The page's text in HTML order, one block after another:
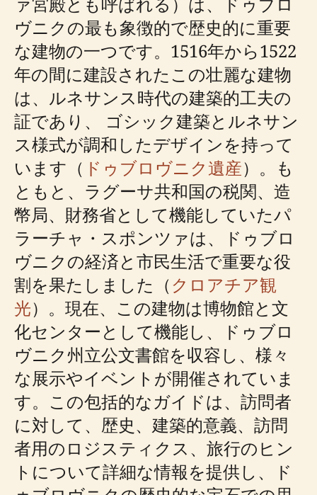
ヴニクの最も象徴的で歴史的に重要
な建物の一つです。1516年から1522
年の間に建設されたこの壮麗な建物
は、ルネサンス時代の建築的工夫の
証であり、 ゴシック建築とルネサン
ス様式が調和したデザインを持って
います（ ドゥブロヴニク遺産）。も
ともと、ラグーサ共和国の税関、造
幣局、財務省として機能していたパ
ラーチャ・スポンツァは、ドゥブロ
ヴニクの経済と市民生活で重要な役
割を果たしました（クロアチア観
光）。現在、この建物は博物館と文
化センターとして機能し、ドゥブロ
ヴニク州立公文書館を収容し、様々
な展示やイベントが開催されていま
す。この包括的なガイドは、訪問者
に対して、歴史、建築的意義、訪問
者用のロジスティクス、旅行のヒン
トについて詳細な情報を提供し、ド